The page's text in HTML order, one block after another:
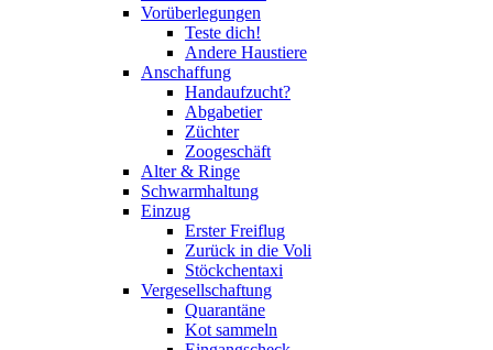
Vorüberlegungen
Teste dich!
Andere Haustiere
Anschaffung
Handaufzucht?
Abgabetier
Züchter
Zoogeschäft
Alter & Ringe
Schwarmhaltung
Einzug
Erster Freiflug
Zurück in die Voli
Stöckchentaxi
Vergesellschaftung
Quarantäne
Kot sammeln